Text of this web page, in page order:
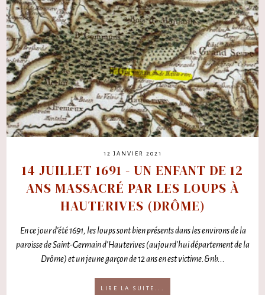
12 JANVIER 2021
14 JUILLET 1691 - UN ENFANT DE 12
ANS MASSACRÉ PAR LES LOUPS À
HAUTERIVES (DRÔME)
En ce jour d'été 1691, les loups sont bien présents dans les environs de la
paroisse de Saint-Germain d'Hauterives (aujourd'hui département de la
Drôme) et un jeune garçon de 12 ans en est victime.&nb...
LIRE LA SUITE...